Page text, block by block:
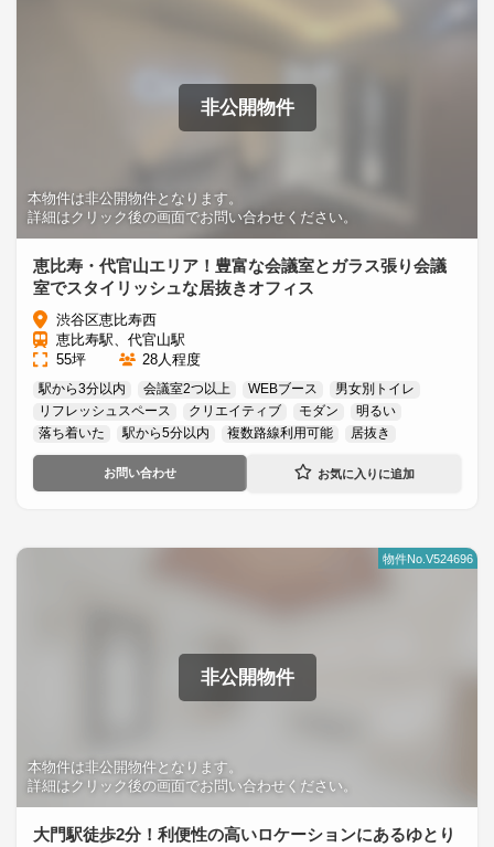
非公開物件
本物件は非公開物件となります。
詳細はクリック後の画面でお問い合わせください。
恵比寿・代官山エリア！豊富な会議室とガラス張り会議
室でスタイリッシュな居抜きオフィス
渋谷区恵比寿西
恵比寿駅、代官山駅
55坪
28人程度
駅から3分以内 会議室2つ以上 WEBブース
男女別トイレ
リフレッシュスペース
クリエイティブ モダン
明るい
落ち着いた
駅から5分以内 複数路線利用可能 居抜き
お問い合わせ
物件No.V524696
非公開物件
本物件は非公開物件となります。
詳細はクリック後の画面でお問い合わせください。
大門駅徒歩2分！利便性の高いロケーションにあるゆとり